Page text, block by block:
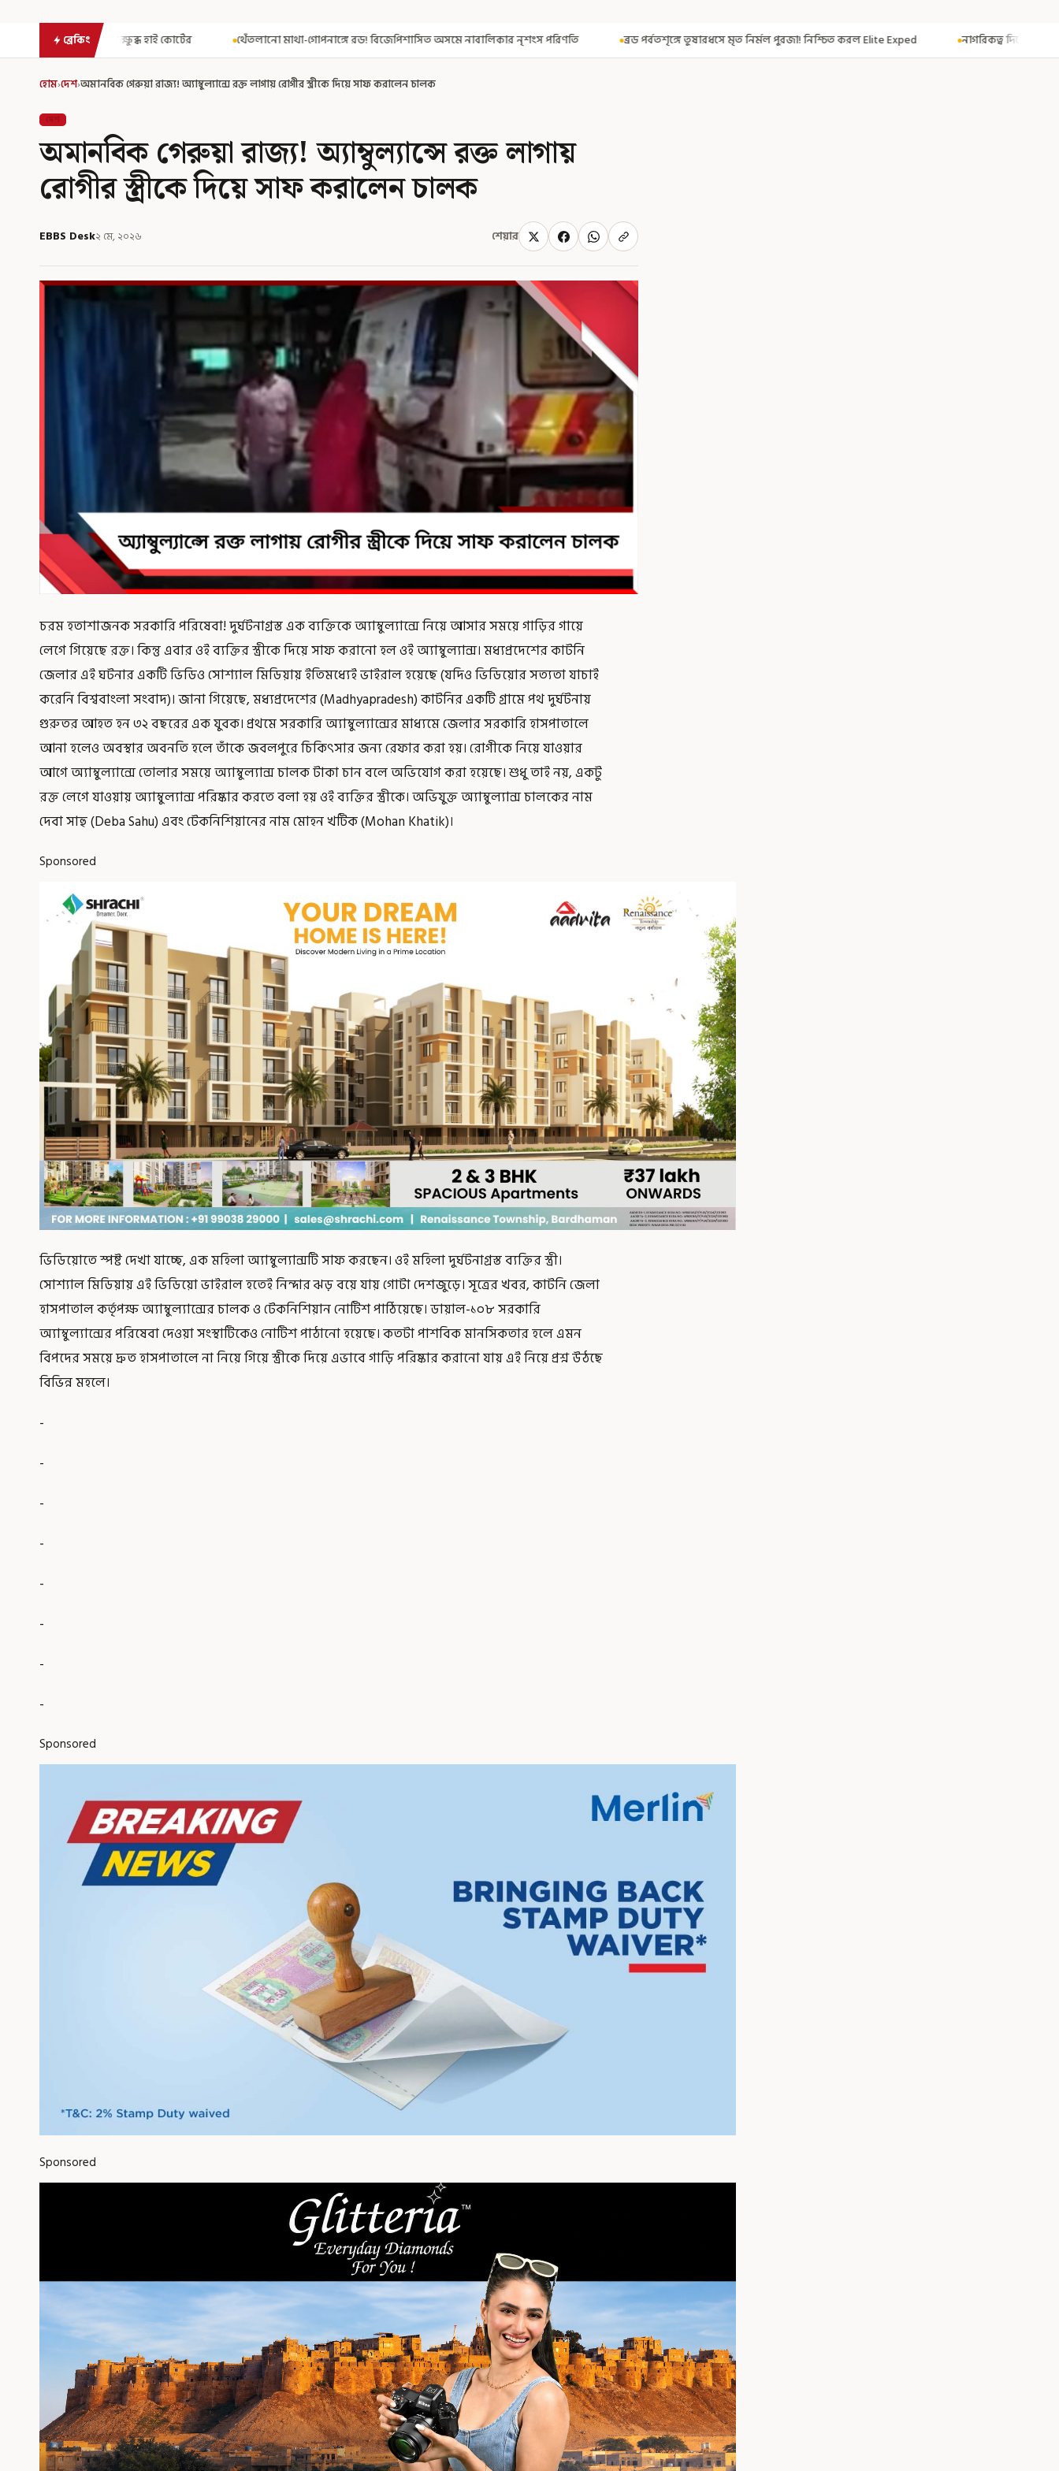
ব্রেকিং
হাই কোর্টের থেঁতলানো মাথা-গোপনাঙ্গে রড! বিজেপিশাসিত অসমে নাবালিকার নৃশংস পরিণতি ব্রড পর্বতশৃঙ্গে তুষারধসে মৃত নির্মল পুরজা! নিশ্চিত করল Elite Exped নাগরিকত্ব দিতেই CAA! ৩০০ মতুয়াকে নাগরিকত্বের
হোম›দেশ›অমানবিক গেরুয়া রাজ্য! অ্যাম্বুল্যান্সে রক্ত লাগায় রোগীর স্ত্রীকে দিয়ে সাফ করালেন চালক
দেশ
অমানবিক গেরুয়া রাজ্য! অ্যাম্বুল্যান্সে রক্ত লাগায়
রোগীর স্ত্রীকে দিয়ে সাফ করালেন চালক
EBBS Desk২ মে, ২০২৬ শেয়ার
চরম হতাশাজনক সরকারি পরিষেবা! দুর্ঘটনাগ্রস্ত এক ব্যক্তিকে অ্যাম্বুল্যান্সে নিয়ে আসার সময়ে গাড়ির গায়ে
লেগে গিয়েছে রক্ত। কিন্তু এবার ওই ব্যক্তির স্ত্রীকে দিয়ে সাফ করানো হল ওই অ্যাম্বুল্যান্স। মধ্যপ্রদেশের কাটনি
জেলার এই ঘটনার একটি ভিডিও সোশ্যাল মিডিয়ায় ইতিমধ্যেই ভাইরাল হয়েছে (যদিও ভিডিয়োর সত্যতা যাচাই
করেনি বিশ্ববাংলা সংবাদ)। জানা গিয়েছে, মধ্যপ্রদেশের (Madhyapradesh) কাটনির একটি গ্রামে পথ দুর্ঘটনায়
গুরুতর আহত হন ৩২ বছরের এক যুবক। প্রথমে সরকারি অ্যাম্বুল্যান্সের মাধ্যমে জেলার সরকারি হাসপাতালে
আনা হলেও অবস্থার অবনতি হলে তাঁকে জবলপুরে চিকিৎসার জন্য রেফার করা হয়। রোগীকে নিয়ে যাওয়ার
আগে অ্যাম্বুল্যান্সে তোলার সময়ে অ্যাম্বুল্যান্স চালক টাকা চান বলে অভিযোগ করা হয়েছে। শুধু তাই নয়, একটু
রক্ত লেগে যাওয়ায় অ্যাম্বুল্যান্স পরিষ্কার করতে বলা হয় ওই ব্যক্তির স্ত্রীকে। অভিযুক্ত অ্যাম্বুল্যান্স চালকের নাম
দেবা সাহু (Deba Sahu) এবং টেকনিশিয়ানের নাম মোহন খটিক (Mohan Khatik)।
Sponsored
ভিডিয়োতে স্পষ্ট দেখা যাচ্ছে, এক মহিলা অ্যাম্বুল্যান্সটি সাফ করছেন। ওই মহিলা দুর্ঘটনাগ্রস্ত ব্যক্তির স্ত্রী।
সোশ্যাল মিডিয়ায় এই ভিডিয়ো ভাইরাল হতেই নিন্দার ঝড় বয়ে যায় গোটা দেশজুড়ে। সূত্রের খবর, কাটনি জেলা
হাসপাতাল কর্তৃপক্ষ অ্যাম্বুল্যান্সের চালক ও টেকনিশিয়ান নোটিশ পাঠিয়েছে। ডায়াল-১০৮ সরকারি
অ্যাম্বুল্যান্সের পরিষেবা দেওয়া সংস্থাটিকেও নোটিশ পাঠানো হয়েছে। কতটা পাশবিক মানসিকতার হলে এমন
বিপদের সময়ে দ্রুত হাসপাতালে না নিয়ে গিয়ে স্ত্রীকে দিয়ে এভাবে গাড়ি পরিষ্কার করানো যায় এই নিয়ে প্রশ্ন উঠছে
বিভিন্ন মহলে।
-
-
-
-
-
-
-
-
Sponsored
Sponsored